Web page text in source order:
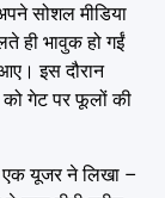
सोशल मीडिया
ही भावुक हो गईं
इस दौरान
को गेट पर फूलों की
एक यूजर ने लिखा –